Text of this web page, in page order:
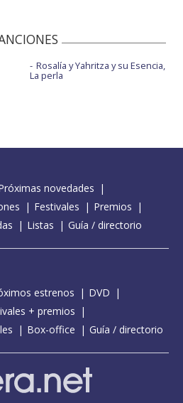
Rosalía y Yahritza y su Esencia,
La perla
novedades
Festivales
Premios
Listas Guía / directorio
estrenos
DVD
+ premios
Box-office Guía / directorio